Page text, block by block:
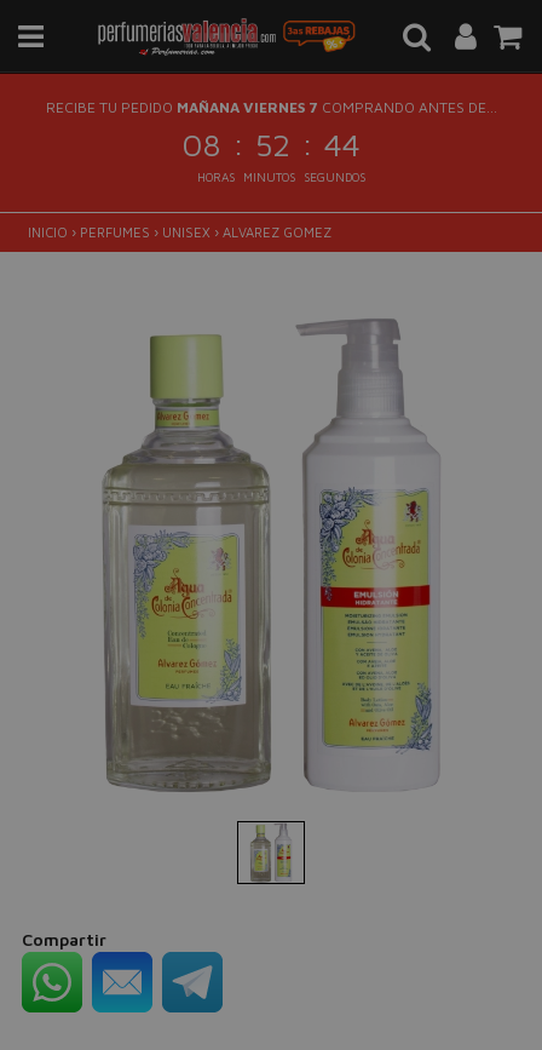
RECIBE TU PEDIDO MAÑANA VIERNES 7 COMPRANDO ANTES DE...
08 : 52 : 44
HORAS MINUTOS SEGUNDOS
INICIO › PERFUMES › UNISEX › ALVAREZ GOMEZ
Compartir